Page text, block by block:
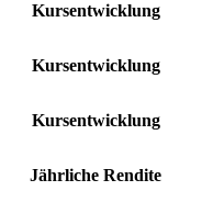
Kursentwicklung
Kursentwicklung
Kursentwicklung
Jährliche Rendite